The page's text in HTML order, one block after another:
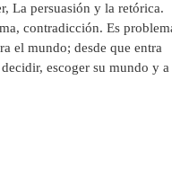
La persuasión y la retórica.
contradicción. Es
el mundo; desde que entra
escoger su mundo y a